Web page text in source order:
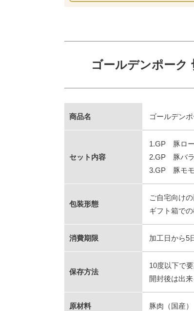
ゴールデンポーク
商品名 ゴールデン
セット内容
1.GP 豚ロー
2.GP 豚バラ
3.GP 豚モモ
包装形態
ご自宅向け
ギフト箱で
消費期限 加工日から5
保存方法
10度以下で要
開封後は出
原材料 豚肉（国産）